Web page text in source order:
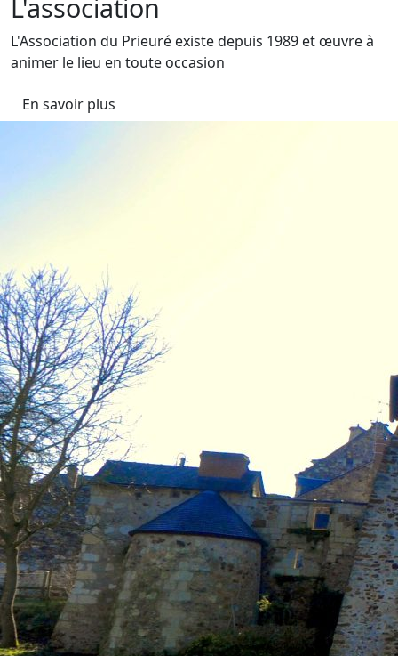
L'association
L'Association du Prieuré existe depuis 1989 et œuvre à
animer le lieu en toute occasion
En savoir plus